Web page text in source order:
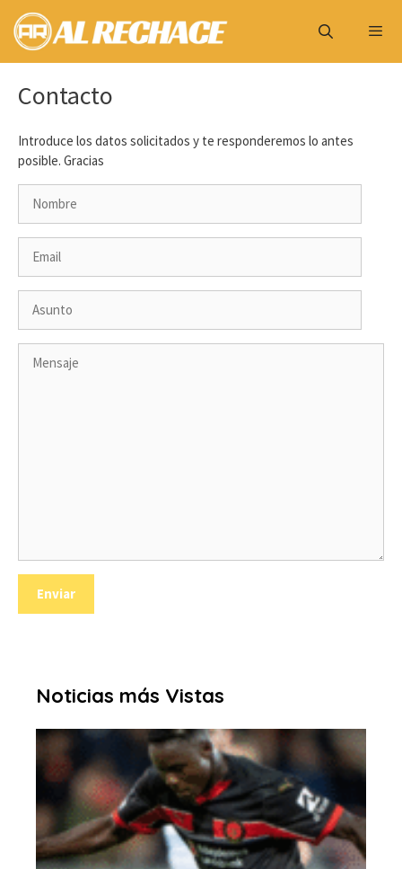
Saltar
contenido
Contacto
Introduce los datos solicitados y te responderemos lo antes
posible. Gracias
Noticias más Vistas